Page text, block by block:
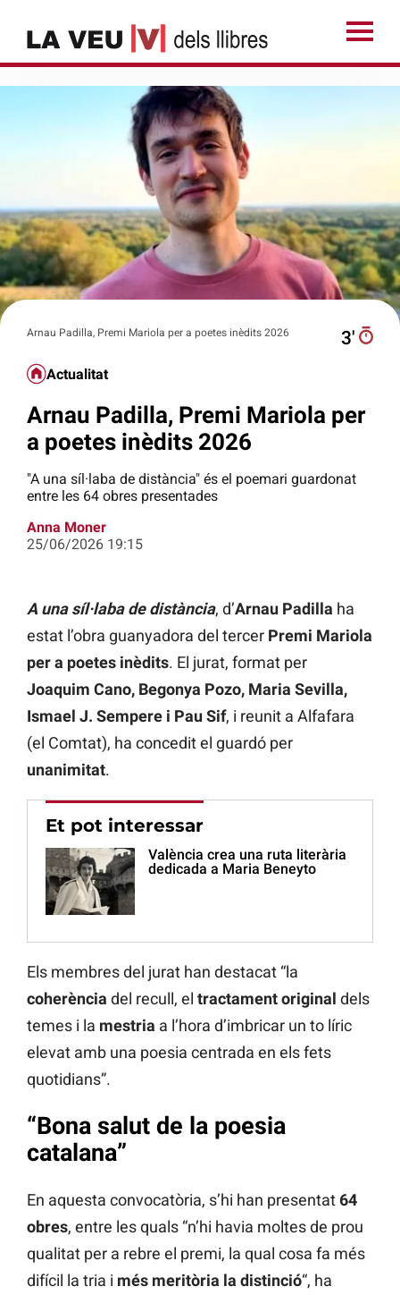
Arnau Padilla, Premi Mariola per a poetes inèdits 2026 3′
Actualitat
Arnau Padilla, Premi Mariola per
a poetes inèdits 2026
"A una síl·laba de distància" és el poemari guardonat
entre les 64 obres presentades
Anna Moner
25/06/2026 19:15
A una síl·laba de distància, d’Arnau Padilla ha
estat l’obra guanyadora del tercer Premi Mariola
per a poetes inèdits. El jurat, format per
Joaquim Cano, Begonya Pozo, Maria Sevilla,
Ismael J. Sempere i Pau Sif, i reunit a Alfafara
(el Comtat), ha concedit el guardó per
unanimitat.
Et pot interessar
València crea una ruta literària
dedicada a Maria Beneyto
Els membres del jurat han destacat “la
coherència del recull, el tractamentoriginal dels
temes i la mestria a l’hora d’imbricar un to líric
elevat amb una poesia centrada en els fets
quotidians”.
“Bona salut de la poesia
catalana”
En aquesta convocatòria, s’hi han presentat64
obres, entre les quals “n’hi havia moltes de prou
qualitat per a rebre el premi, la qual cosa fa més
difícil la tria i més meritòria la distinció“, ha